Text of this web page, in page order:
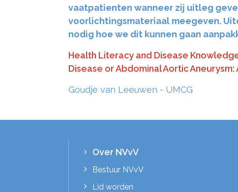
vaatpatienten wanneer zij uitleg
voorlichtingsmateriaal meegeven.
nodig hoe we dit kunnen gaan
Health Literacy and Disease
Disease or Abdominal Aortic
Goudje van Leeuwen - UMCG
Over NVvV
Bestuur NVvV
Lid worden